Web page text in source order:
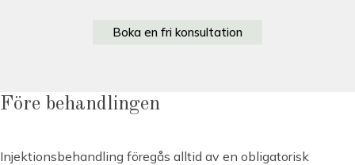
Boka en fri konsultation
Före behandlingen
Injektionsbehandling föregås alltid av en obligatorisk